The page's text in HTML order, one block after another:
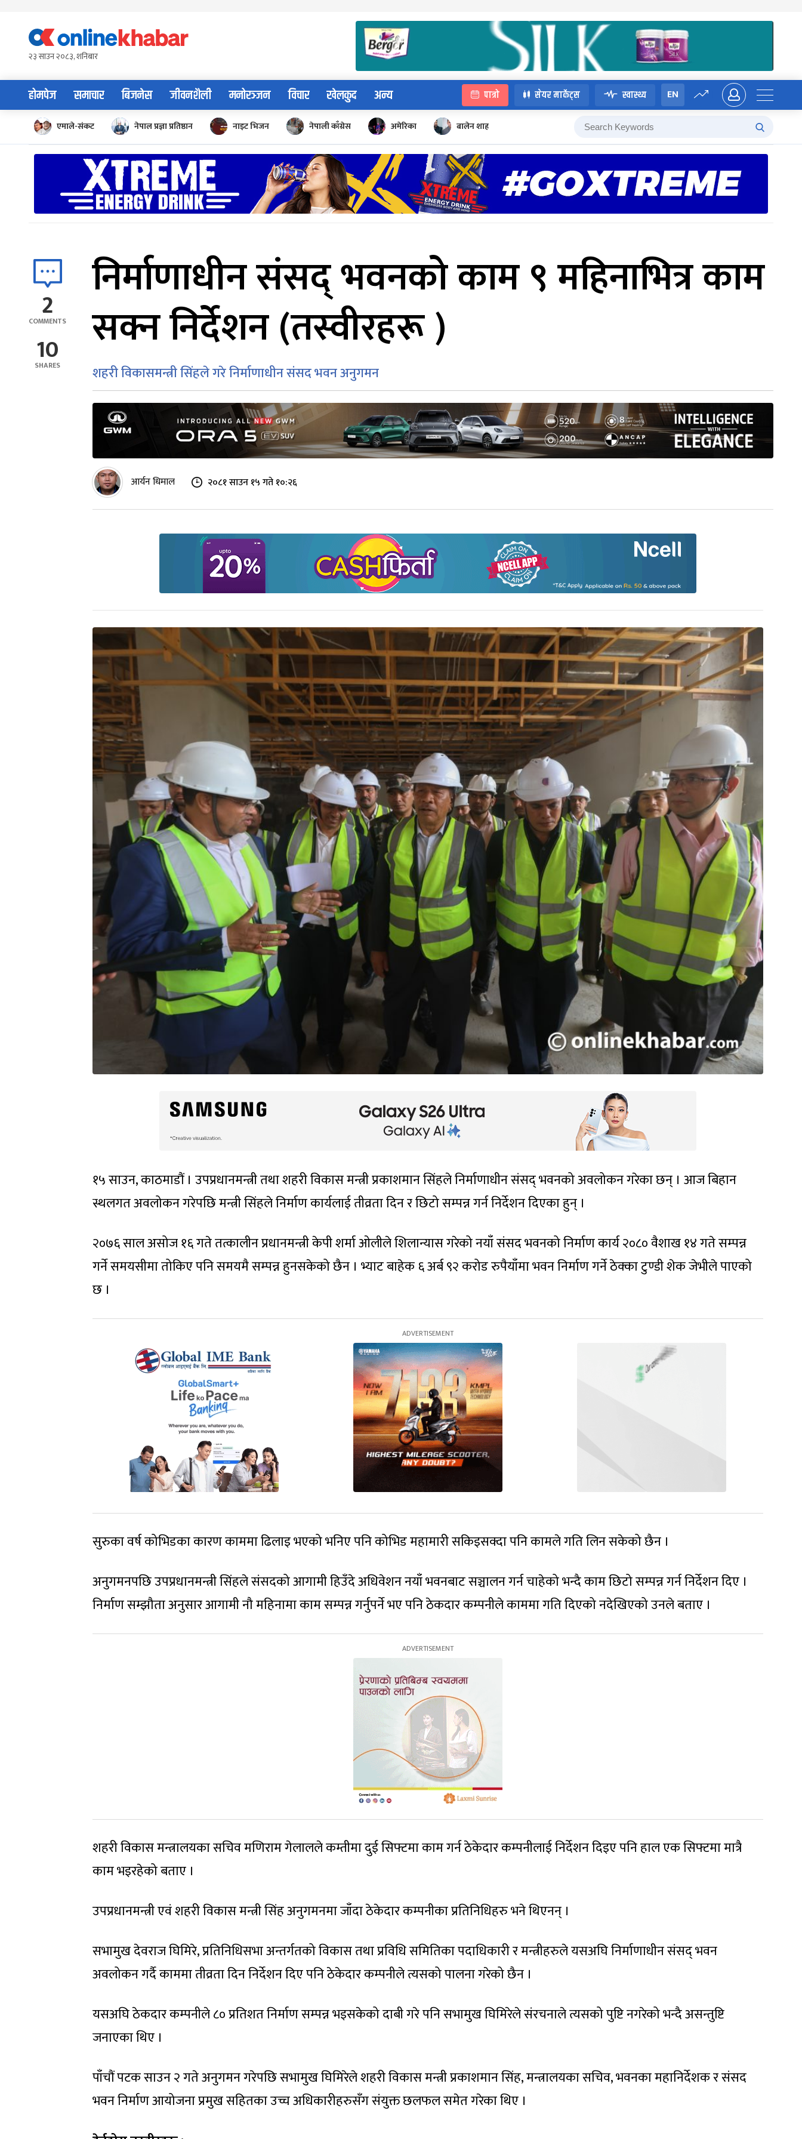
content२३ साउन २०८३, शनिबार
होमपेज समाचार बिजनेस जीवनशैली मनोरञ्जन विचार खेलकुद अन्य पात्रो सेयर मार्केट्स स्वास्थ्य EN
एमाले-संकट नेपाल प्रज्ञा प्रतिष्ठान नाइट भिजन नेपाली काँग्रेस अमेरिका बालेन शाह
2
COMMENTS
10
SHARES
निर्माणाधीन संसद्‌ भवनको काम ९ महिनाभित्र काम
सक्न निर्देशन (तस्वीरहरू )
शहरी विकासमन्त्री सिंहले गरे निर्माणाधीन संसद भवन अनुगमन
आर्यन धिमाल २०८१ साउन १५ गते १०:२६
१५ साउन, काठमाडौं । उपप्रधानमन्त्री तथा शहरी विकास मन्त्री प्रकाशमान सिंहले निर्माणाधीन संसद् भवनको अवलोकन गरेका छन् । आज बिहान
स्थलगत अवलोकन गरेपछि मन्त्री सिंहले निर्माण कार्यलाई तीव्रता दिन र छिटो सम्पन्न गर्न निर्देशन दिएका हुन् ।
२०७६ साल असोज १६ गते तत्कालीन प्रधानमन्त्री केपी शर्मा ओलीले शिलान्यास गरेको नयाँ संसद भवनको निर्माण कार्य २०८० वैशाख १४ गते सम्पन्न
गर्ने समयसीमा तोकिए पनि समयमै सम्पन्न हुनसकेको छैन । भ्याट बाहेक ६ अर्ब ९२ करोड रुपैयाँमा भवन निर्माण गर्ने ठेक्का टुण्डी शेक जेभीले पाएको
छ ।
सुरुका वर्ष कोभिडका कारण काममा ढिलाइ भएको भनिए पनि कोभिड महामारी सकिइसक्दा पनि कामले गति लिन सकेको छैन ।
अनुगमनपछि उपप्रधानमन्त्री सिंहले संसदको आगामी हिउँदे अधिवेशन नयाँ भवनबाट सञ्चालन गर्न चाहेको भन्दै काम छिटो सम्पन्न गर्न निर्देशन दिए ।
निर्माण सम्झौता अनुसार आगामी नौ महिनामा काम सम्पन्न गर्नुपर्ने भए पनि ठेकदार कम्पनीले काममा गति दिएको नदेखिएको उनले बताए ।
शहरी विकास मन्त्रालयका सचिव मणिराम गेलालले कम्तीमा दुई सिफ्टमा काम गर्न ठेकेदार कम्पनीलाई निर्देशन दिइए पनि हाल एक सिफ्टमा मात्रै
काम भइरहेको बताए ।
उपप्रधानमन्त्री एवं शहरी विकास मन्त्री सिंह अनुगमनमा जाँदा ठेकेदार कम्पनीका प्रतिनिधिहरु भने थिएनन् ।
सभामुख देवराज घिमिरे, प्रतिनिधिसभा अन्तर्गतको विकास तथा प्रविधि समितिका पदाधिकारी र मन्त्रीहरुले यसअघि निर्माणाधीन संसद् भवन
अवलोकन गर्दै काममा तीव्रता दिन निर्देशन दिए पनि ठेकेदार कम्पनीले त्यसको पालना गरेको छैन ।
यसअघि ठेकदार कम्पनीले ८० प्रतिशत निर्माण सम्पन्न भइसकेको दाबी गरे पनि सभामुख घिमिरेले संरचनाले त्यसको पुष्टि नगरेको भन्दै असन्तुष्टि
जनाएका थिए ।
पाँचौं पटक साउन २ गते अनुगमन गरेपछि सभामुख घिमिरेले शहरी विकास मन्त्री प्रकाशमान सिंह, मन्त्रालयका सचिव, भवनका महानिर्देशक र संसद
भवन निर्माण आयोजना प्रमुख सहितका उच्च अधिकारीहरुसँग संयुक्त छलफल समेत गरेका थिए ।